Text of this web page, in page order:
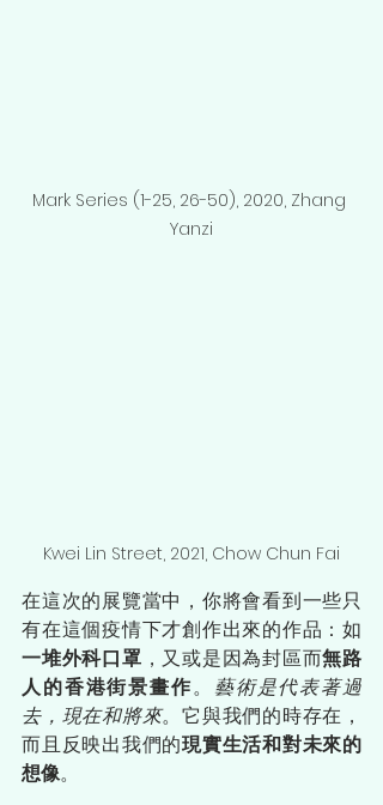
Mark Series (1-25, 26-50), 2020, Zhang
Yanzi
Kwei Lin Street, 2021, Chow Chun Fai
在這次的展覽當中，你將會看到一些只
有在這個疫情下才創作出來的作品：如
一堆外科口罩 ，又或是因為封區而無路
人的香港街景畫作。 藝術是代表著過
去，現在和將來。它與我們的時存在，
而且反映出我們的現實生活和對未來的
想像。